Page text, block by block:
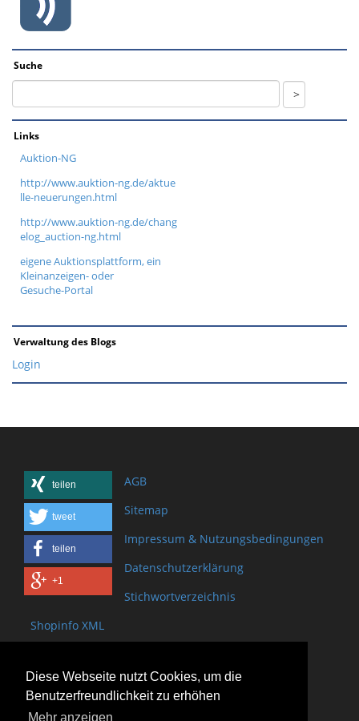
Diese Webseite nutzt Cookies, um die
Benutzerfreundlichkeit zu erhöhen
Mehr anzeigen
Suche
Links
Auktion-NG
http://www.auktion-ng.de/aktue
lle-neuerungen.html
http://www.auktion-ng.de/chang
elog_auction-ng.html
eigene Auktionsplattform, ein
Kleinanzeigen- oder
Gesuche-Portal
Verwaltung des Blogs
Login
teilen
tweet
teilen
+1
AGB
Sitemap
Impressum & Nutzungsbedingungen
Datenschutzerklärung
Stichwortverzeichnis
Shopinfo XML
Bischof-Brand Straße 2
61440 Oberursel